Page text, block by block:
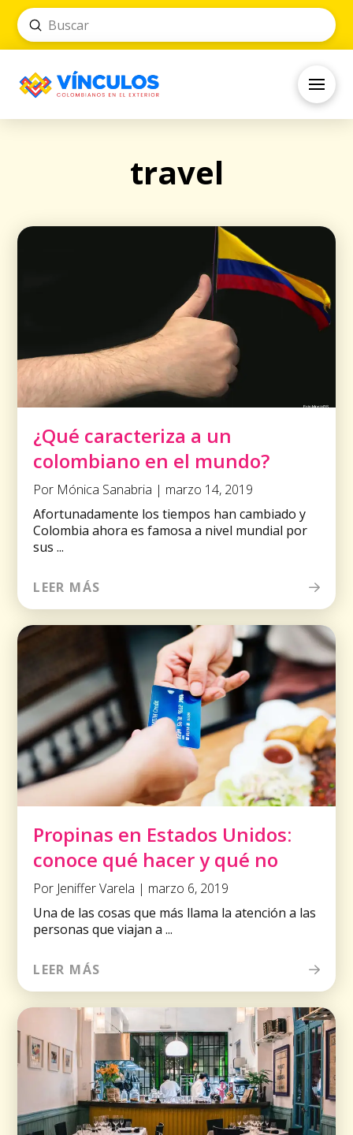
Search
Submit
travel
¿Qué caracteriza a un
colombiano en el mundo?
Por Mónica Sanabria | marzo 14, 2019
Afortunadamente los tiempos han cambiado y
Colombia ahora es famosa a nivel mundial por
sus ...
LEER MÁS
Propinas en Estados Unidos:
conoce qué hacer y qué no
Por Jeniffer Varela | marzo 6, 2019
Una de las cosas que más llama la atención a las
personas que viajan a ...
LEER MÁS